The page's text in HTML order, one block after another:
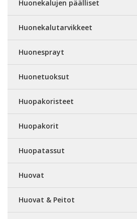
Huonekalujen päälliset
Huonekalutarvikkeet
Huonesprayt
Huonetuoksut
Huopakoristeet
Huopakorit
Huopatassut
Huovat
Huovat & Peitot